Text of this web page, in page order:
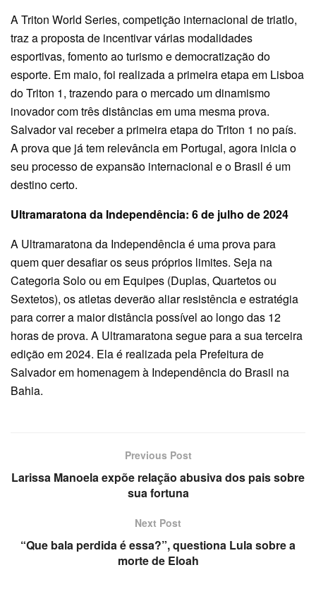
A Triton World Series, competição internacional de triatlo,
traz a proposta de incentivar várias modalidades
esportivas, fomento ao turismo e democratização do
esporte. Em maio, foi realizada a primeira etapa em Lisboa
do Triton 1, trazendo para o mercado um dinamismo
inovador com três distâncias em uma mesma prova.
Salvador vai receber a primeira etapa do Triton 1 no país.
A prova que já tem relevância em Portugal, agora inicia o
seu processo de expansão internacional e o Brasil é um
destino certo.
Ultramaratona da Independência: 6 de julho de 2024
A Ultramaratona da Independência é uma prova para
quem quer desafiar os seus próprios limites. Seja na
Categoria Solo ou em Equipes (Duplas, Quartetos ou
Sextetos), os atletas deverão aliar resistência e estratégia
para correr a maior distância possível ao longo das 12
horas de prova. A Ultramaratona segue para a sua terceira
edição em 2024. Ela é realizada pela Prefeitura de
Salvador em homenagem à Independência do Brasil na
Bahia.
Previous Post
Larissa Manoela expõe relação abusiva dos pais sobre
sua fortuna
Next Post
“Que bala perdida é essa?”, questiona Lula sobre a
morte de Eloah